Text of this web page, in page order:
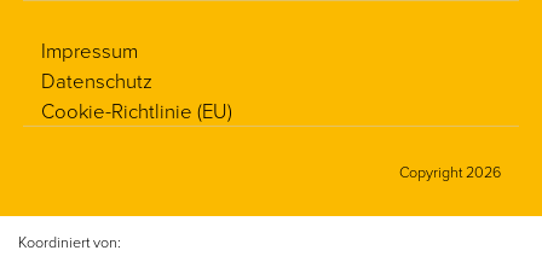
Impressum
Datenschutz
Cookie-Richtlinie (EU)
Copyright 2026
Koordiniert von: